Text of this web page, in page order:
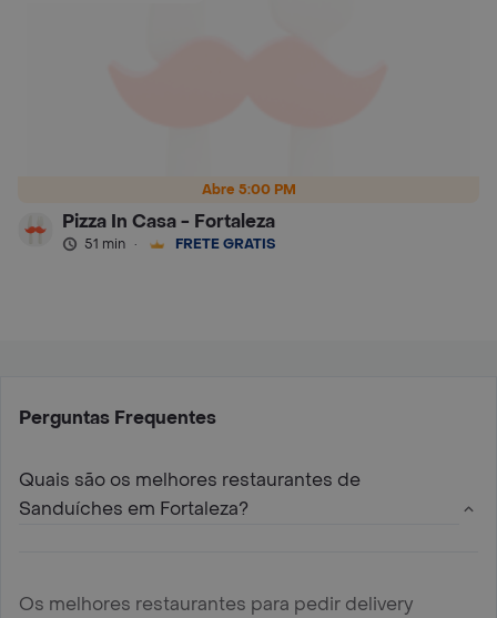
Abre 5:00 PM
Pizza In Casa - Fortaleza
51 min · FRETE GRÁTIS
Perguntas Frequentes
Quais são os melhores restaurantes de
Sanduíches em Fortaleza?
Os melhores restaurantes para pedir delivery